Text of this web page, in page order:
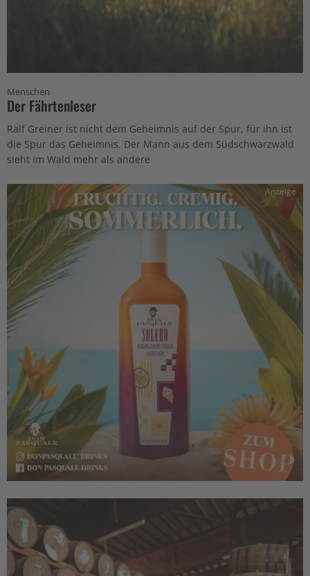
Menschen
Der Fährtenleser
Ralf Greiner ist nicht dem Geheimnis auf der Spur, für ihn ist
die Spur das Geheimnis. Der Mann aus dem Südschwarzwald
sieht im Wald mehr als andere
Anzeige